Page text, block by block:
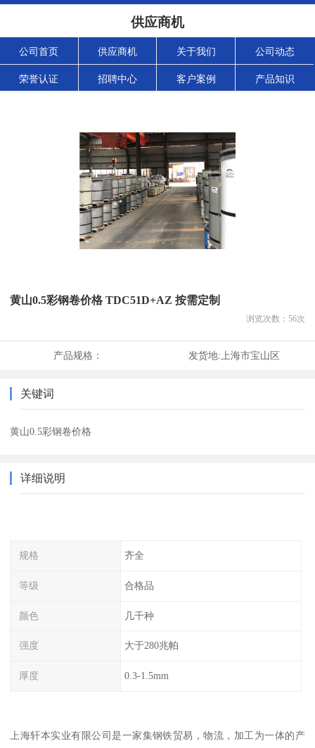
供应商机
公司首页 供应商机 关于我们 公司动态
荣誉认证 招聘中心 客户案例 产品知识
黄山0.5彩钢卷价格 TDC51D+AZ 按需定制
浏览次数： 56次
产品规格： 发货地: 上海市宝山区
关键词
黄山0.5彩钢卷价格
详细说明
规格 齐全
等级 合格品
颜色 几千种
强度 大于280兆帕
厚度 0.3-1.5mm
上海轩本实业有限公司是一家集钢铁贸易，物流，加工为一体的产